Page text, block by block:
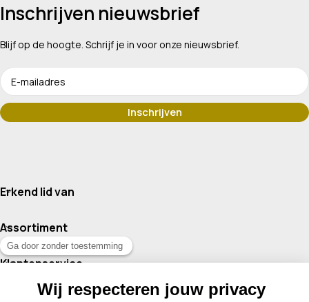
Inschrijven nieuwsbrief
Blijf op de hoogte. Schrijf je in voor onze nieuwsbrief.
Erkend lid van
Assortiment
Klantenservice